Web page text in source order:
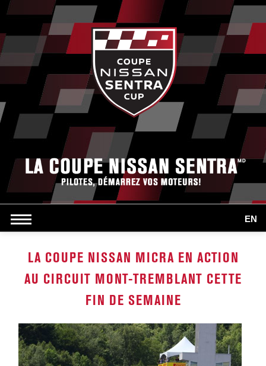
EN
LA COUPE NISSAN MICRA EN ACTION
AU CIRCUIT MONT-TREMBLANT CETTE
FIN DE SEMAINE